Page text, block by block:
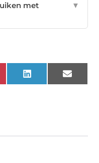
met
▼
LinkedIn Email